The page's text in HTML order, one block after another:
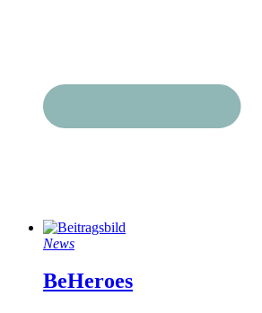
News
BeHeroes